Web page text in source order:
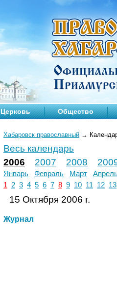
Церковь Общество
Хабаровск православный →
Весь календарь
2006
2007 2008
Январь Февраль Март
1
2 3 4 5 6 7 8 9 10 11 12 13
15 Октября 2006 г.
Журнал